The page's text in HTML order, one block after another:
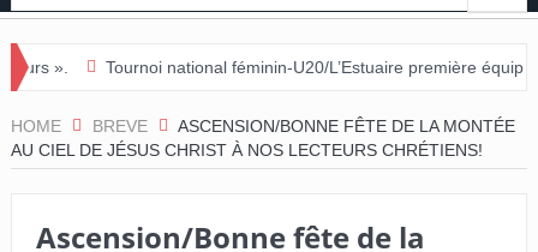
national féminin-U20/L’Estuaire première équipe qualifiée pour
HOME BREVE
ASCENSION/BONNE FÊTE DE LA MONTÉE
AU CIEL DE JÉSUS CHRIST À NOS LECTEURS CHRÉTIENS!
Ascension/Bonne fête de la